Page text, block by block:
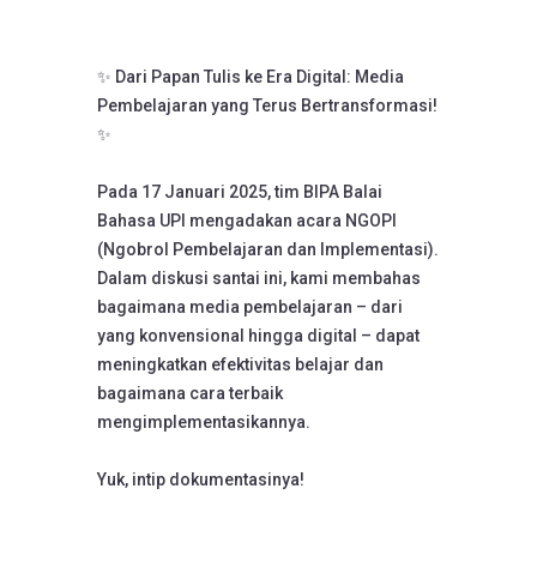
✨ Dari Papan Tulis ke Era Digital: Media
Pembelajaran yang Terus Bertransformasi!
✨
Pada 17 Januari 2025, tim BIPA Balai
Bahasa UPI mengadakan acara NGOPI
(Ngobrol Pembelajaran dan Implementasi).
Dalam diskusi santai ini, kami membahas
bagaimana media pembelajaran – dari
yang konvensional hingga digital – dapat
meningkatkan efektivitas belajar dan
bagaimana cara terbaik
mengimplementasikannya.
Yuk, intip dokumentasinya!